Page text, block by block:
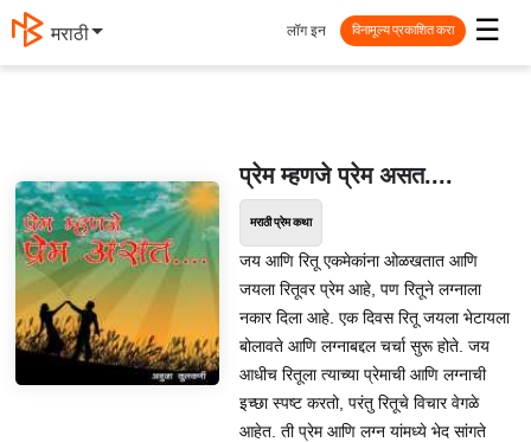
मराठी ☰
लॉग इन विनामूल्य प्रकाशित करा
प्रेम म्हणजे प्रेम असत....
मराठी प्रेम कथा
जय आणि रितू एकमेकांना ओळखतात आणि
जयला रितूवर प्रेम आहे, पण रितूने लग्नाला
नकार दिला आहे. एक दिवस रितू जयला भेटायला
बोलावते आणि लग्नाबद्दल चर्चा सुरू होते. जय
आधीच रितूला त्याच्या प्रेमाची आणि लग्नाची
इच्छा स्पष्ट करतो, परंतु रितूचे विचार वेगळे
आहेत. ती प्रेम आणि लग्न यांमध्ये भेद सांगते